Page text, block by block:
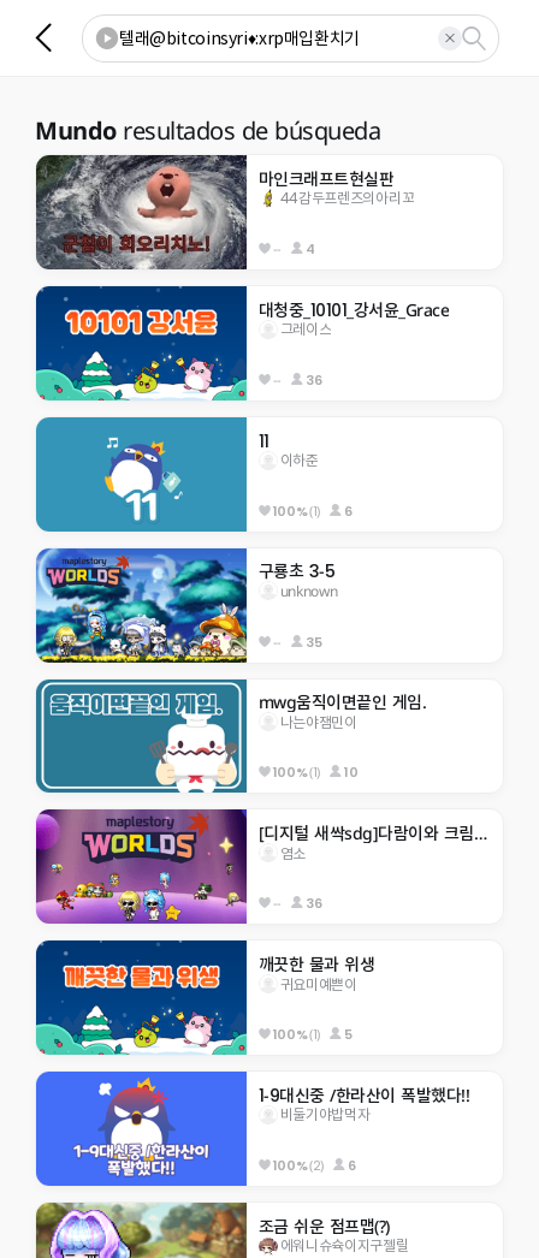
Mundo resultados de búsqueda
마인크래프트현실판
44감두프렌즈의아리꼬
-- 4
대청중_10101_강서윤_Grace
그레이스
-- 36
11
이하준
100%(1) 6
구룡초 3-5
unknown
-- 35
mwg움직이면끝인 게임.
나는야잼민이
100%(1) 10
[디지털 새싹sdg]다람이와 크림이월드
염소
-- 36
깨끗한 물과 위생
귀요미예쁜이
100%(1) 5
1-9대신중 /한라산이 폭발했다!!
비둘기야밥먹자
100%(2) 6
조금 쉬운 점프맵(?)
에워니슈슉이지구젤릴